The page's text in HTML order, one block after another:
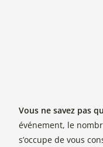
Vous ne savez pas
événement, le
s’occupe de vous